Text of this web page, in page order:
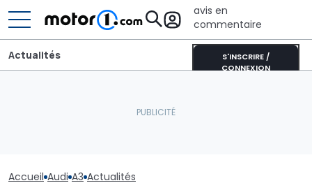
avis en
commentaire
S'INSCRIRE /
CONNEXION
Actualités
Accueil Audi A3 Actualités